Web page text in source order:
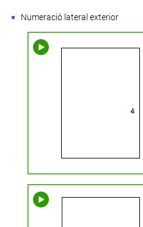
Numeració lateral exterior